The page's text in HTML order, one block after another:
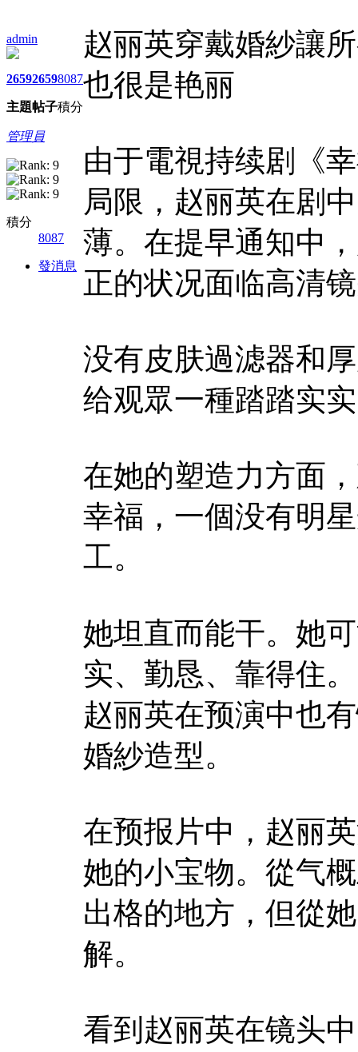
admin
2659
主題
2659
帖子
8087
積分
管理員
積分
8087
發消息
赵丽英穿戴婚紗讓
也很是艳丽
由于電視持续剧《
局限，赵丽英在剧
薄。在提早通知中
正的状况面临高清
没有皮肤過滤器和
给观眾一種踏踏实
在她的塑造力方面
幸福，一個没有明
工。
她坦直而能干。她
实、勤恳、靠得住
赵丽英在预演中也
婚紗造型。
在预报片中，赵丽
她的小宝物。從气
出格的地方，但從
解。
看到赵丽英在镜头